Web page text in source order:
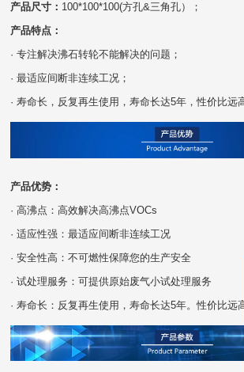
产品尺寸： 100*100*100(方孔&三角孔）；
产品特点：
· 专注解决沸石转轮不能解决的问题；
· 最适应间断非连续工况；
· 寿命长，反复再生使用，寿命长达5年，性价比远
产品优势：
· 高沸点：高效解决高沸点VOCs
· 适应性强：最适应间断非连续工况
· 安全性高：不可燃性保障您的生产安全
· 试处理服务：可提供原始废气小试处理服务
· 寿命长：反复再生使用，寿命长达5年。性价比远